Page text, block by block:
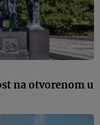
na otvorenom u